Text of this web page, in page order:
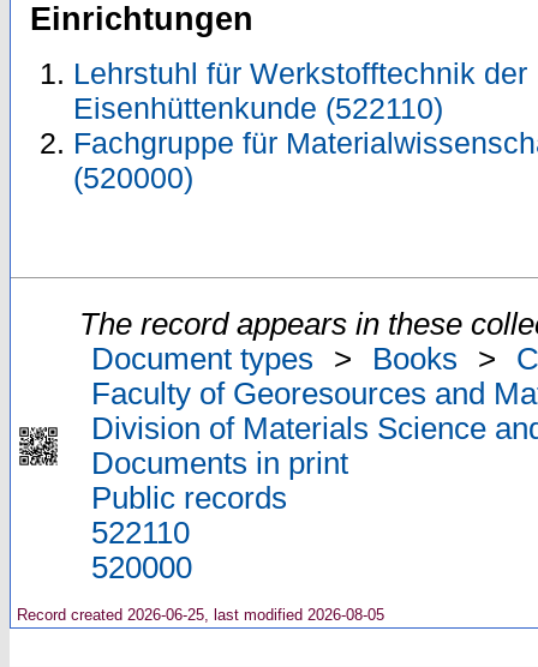
Einrichtungen
Lehrstuhl für Werkstofftechnik
Eisenhüttenkunde (522110)
Fachgruppe für
(520000)
The record appears in these
Document types
> Books >
Faculty of Georesources and
Division of Materials Science
Documents in print
Public records
522110
520000
Record created 2026-06-25, last modified 2026-08-05